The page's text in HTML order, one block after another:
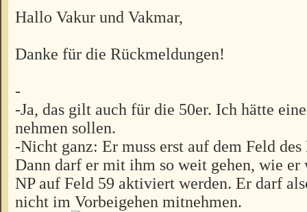
Hallo Vakur und Vakmar,
Danke für die Rückmeldungen!
-
-Ja, das gilt auch für die 50er. Ich hätte
nehmen sollen.
-Nicht ganz: Er muss erst auf dem Feld des
Dann darf er mit ihm so weit gehen, wie er
NP auf Feld 59 aktiviert werden. Er darf
nicht im Vorbeigehen mitnehmen.